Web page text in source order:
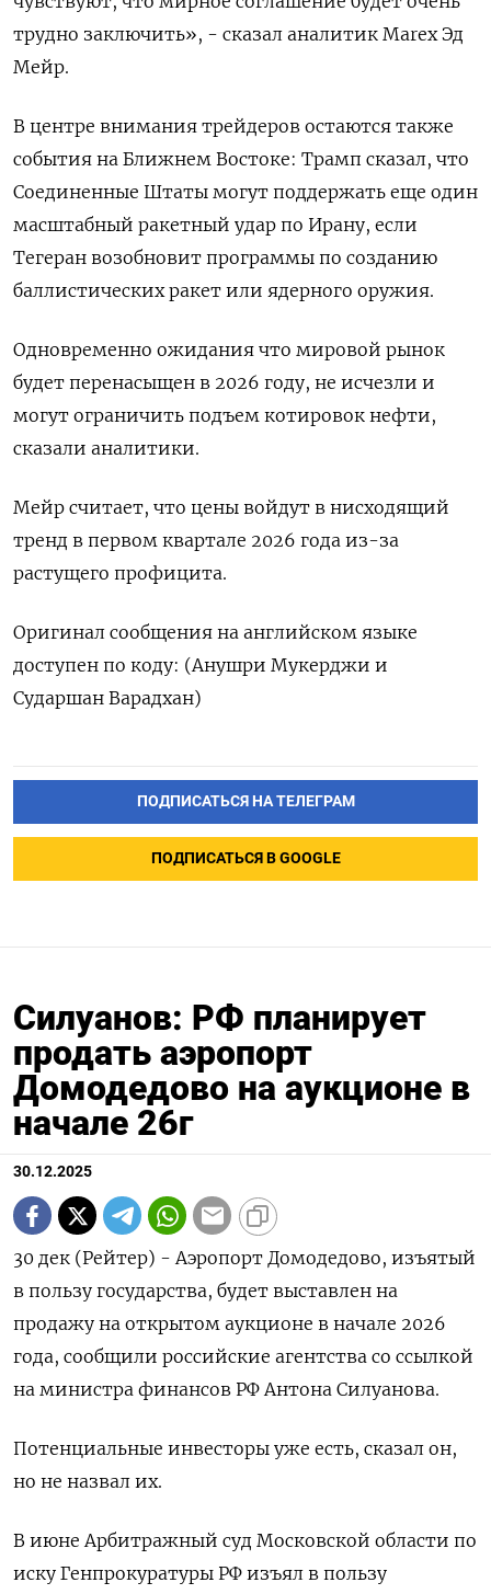
трудно заключить», - ‌сказал аналитик Marex Эд
Мейр.
В центре внимания трейдеров остаются также
события на Ближнем Востоке: Трамп сказал, что
Соединенные Штаты могут поддержать еще один
масштабный ракетный удар по Ирану, если
Тегеран возобновит программы по созданию
баллистических ракет или ядерного оружия.
Одновременно ‍ожидания что мировой ‍рынок
будет перенасыщен в 2026 году, не исчезли и
могут ограничить подъем котировок нефти,
сказали ‍аналитики.
Мейр считает, что цены войдут в нисходящий
тренд в первом квартале 2026 года из-за
растущего профицита.
Оригинал ⁠сообщения на английском языке
доступен по коду: (Анушри Мукерджи и
Сударшан Варадхан)
ПОДПИСАТЬСЯ НА ТЕЛЕГРАМ
ПОДПИСАТЬСЯ В GOOGLE
Силуанов: РФ планирует
продать аэропорт
Домодедово на аукционе в
начале 26г
30.12.2025
30 дек (Рейтер) - Аэропорт Домодедово, изъятый
в пользу государства, будет выставлен ⁠на
продажу на открытом аукционе в начале 2026
года, сообщили российские ⁠агентства со ​ссылкой
на министра финансов ⁠РФ Антона Силуанова.
Потенциальные инвесторы уже ⁠есть, сказал он,
но не ‌назвал их.
В июне Арбитражный суд ‍Московской области по
иску Генпрокуратуры ‌РФ изъял в пользу ​